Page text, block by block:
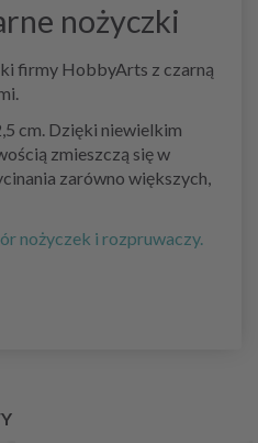
nożyczki
firmy HobbyArts z czarną
cm. Dzięki niewielkim
zmieszczą się w
zarówno większych,
nożyczek i rozpruwaczy.